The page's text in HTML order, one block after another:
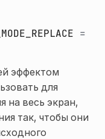
=
эффектом
для
на весь экран,
так, чтобы они